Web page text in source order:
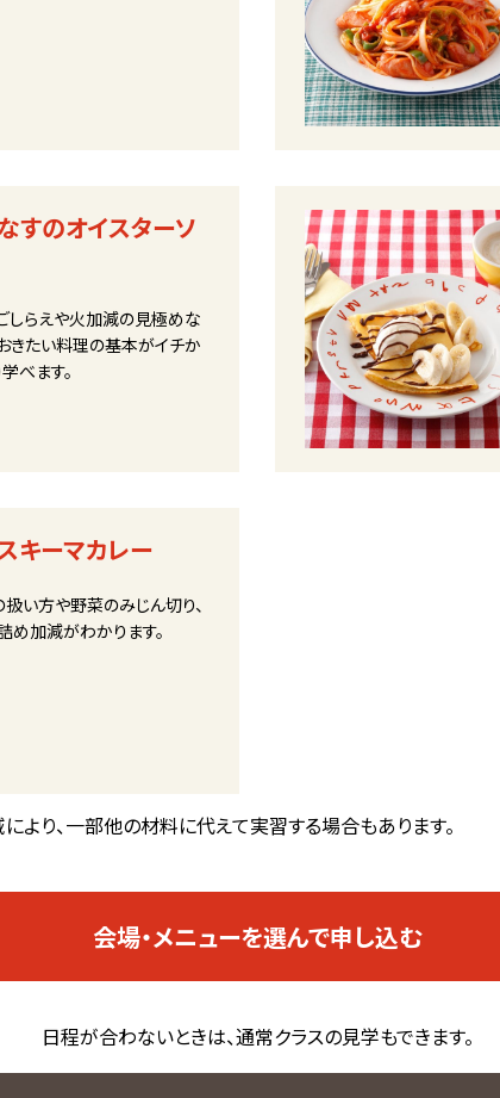
すのオイスターソ
しらえや火加減の見極めな
おきたい料理の基本がイチか
べます。
キーマカレー
い方や野菜のみじん切り、
め加減がわかります。
り、一部他の材料に代えて実習する場合もあります。
会場・メニューを選んで申し込む
日程が合わないときは、通常クラスの見学もできます。